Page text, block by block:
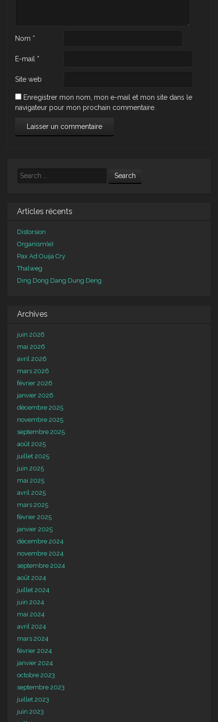
Nom *
E-mail *
Site web
Enregistrer mon nom, mon e-mail et mon site dans le
navigateur pour mon prochain commentaire.
Search
Articles récents
Distorsion
Organism(e)
Pax Ad Ouija Cry
Thalweg
Ding Dong Dang Dung Deng
Archives
juin 2026
mai 2026
avril 2026
mars 2026
février 2026
janvier 2026
décembre 2025
novembre 2025
septembre 2025
août 2025
juillet 2025
juin 2025
mai 2025
avril 2025
mars 2025
février 2025
janvier 2025
décembre 2024
novembre 2024
septembre 2024
août 2024
juillet 2024
juin 2024
mai 2024
avril 2024
mars 2024
février 2024
janvier 2024
octobre 2023
septembre 2023
juillet 2023
juin 2023